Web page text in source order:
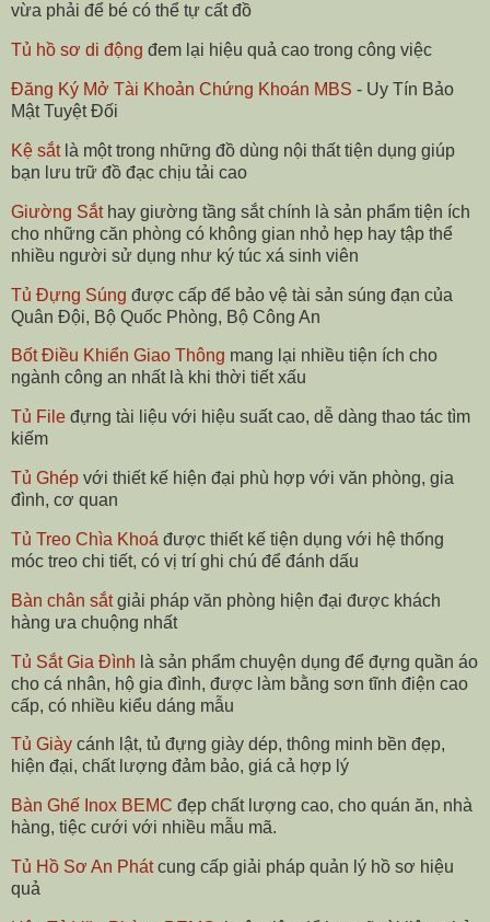
vừa phải để bé có thể tự cất đồ
Tủ hồ sơ di động đem lại hiệu quả cao trong công việc
Đăng Ký Mở Tài Khoản Chứng Khoán MBS - Uy Tín Bảo
Mật Tuyệt Đối
Kệ sắtlà một trong những đồ dùng nội thất tiện dụng giúp
bạn lưu trữ đồ đạc chịu tải cao
Giường Sắthay giường tầng sắt chính là sản phẩm tiện ích
cho những căn phòng có không gian nhỏ hẹp hay tập thể
nhiều người sử dụng như ký túc xá sinh viên
Tủ Đựng Súng được cấp để bảo vệ tài sản súng đạn của
Quân Đội, Bộ Quốc Phòng, Bộ Công An
Bốt Điều Khiển Giao Thông mang lại nhiều tiện ích cho
ngành công an nhất là khi thời tiết xấu
Tủ File đựng tài liệu với hiệu suất cao, dễ dàng thao tác tìm
kiếm
Tủ Ghép với thiết kế hiện đại phù hợp với văn phòng, gia
đình, cơ quan
Tủ Treo Chìa Khoá được thiết kế tiện dụng với hệ thống
móc treo chi tiết, có vị trí ghi chú để đánh dấu
Bàn chân sắtgiải pháp văn phòng hiện đại được khách
hàng ưa chuộng nhất
Tủ Sắt Gia Đình là sản phẩm chuyện dụng để đựng quần áo
cho cá nhân, hộ gia đình, được làm bằng sơn tĩnh điện cao
cấp, có nhiều kiểu dáng mẫu
Tủ Giày cánh lật, tủ đựng giày dép, thông minh bền đẹp,
hiện đại, chất lượng đảm bảo, giá cả hợp lý
Bàn Ghế Inox BEMC đẹp chất lượng cao, cho quán ăn, nhà
hàng, tiệc cưới với nhiều mẫu mã.
Tủ Hồ Sơ An Phátcung cấp giải pháp quản lý hồ sơ hiệu
quả